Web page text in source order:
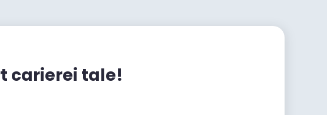
carierei tale!